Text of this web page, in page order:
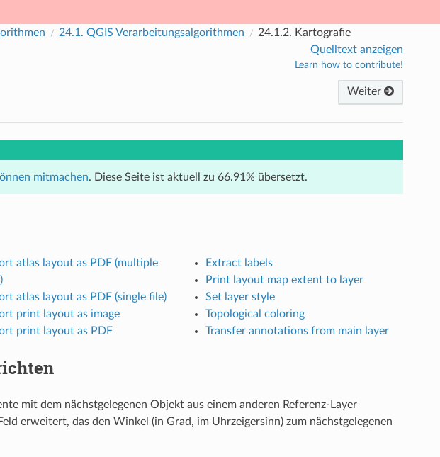
24.1. QGIS Verarbeitungsalgorithmen 24.1.2. Kartografie
Quelltext anzeigen
Learn how to contribute!
Weiter
mitmachen. Diese Seite ist aktuell zu 66.91% übersetzt.
atlas layout as PDF (multiple
atlas layout as PDF (single file)
print layout as image
print layout as PDF
Extract labels
Print layout map extent to layer
Set layer style
Topological coloring
Transfer annotations from main layer
mit dem nächstgelegenen Objekt aus einem anderen Referenz-Layer
erweitert, das den Winkel (in Grad, im Uhrzeigersinn) zum nächstgelegenen